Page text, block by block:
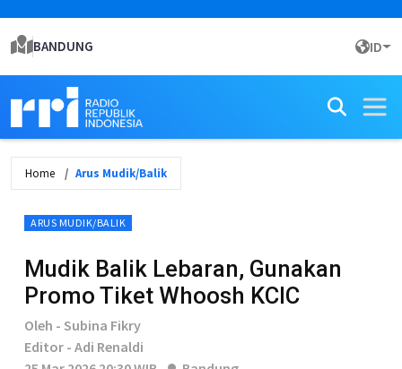
BANDUNG ID
Home Arus Mudik/Balik
ARUS MUDIK/BALIK
Mudik Balik Lebaran, Gunakan
Promo Tiket Whoosh KCIC
Oleh - Subina Fikry
Editor - Adi Renaldi